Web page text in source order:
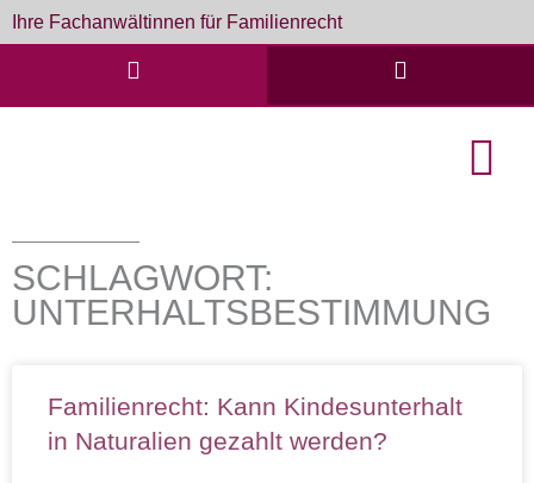
Zum
Inhalt
Ihre Fachanwältinnen für Familienrecht
SCHLAGWORT:
UNTERHALTSBESTIMMUNG
Familienrecht: Kann Kindesunterhalt
in Naturalien gezahlt werden?